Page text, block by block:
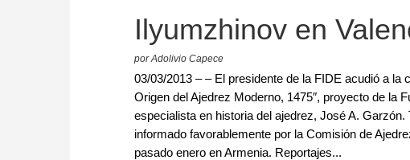
Ilyumzhinov en
por Adolivio Capece
03/03/2013 – – El presidente de la FIDE acudió a la
Origen del Ajedrez Moderno, 1475″, proyecto de la
especialista en historia del ajedrez, José A.
informado favorablemente por la Comisión de
pasado enero en Armenia. Reportajes...